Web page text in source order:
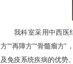
我科室采用中西医
方”“再障方”“骨髓瘤方
及免疫系统疾病的优势